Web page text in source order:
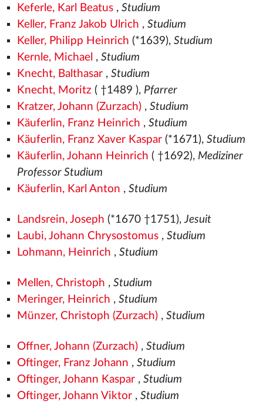
Keferle, Karl Beatus, Studium
Keller, Franz Jakob Ulrich , Studium
Keller, Philipp Heinrich (*1639), Studium
Kernle, Michael , Studium
Knecht, Balthasar, Studium
Knecht, Moritz ( †1489 ), Pfarrer
Kratzer, Johann (Zurzach), Studium
Käuferlin, Franz Heinrich , Studium
Käuferlin, Franz Xaver Kaspar(*1671), Studium
Käuferlin, Johann Heinrich ( †1692), Mediziner
Professor Studium
Käuferlin, Karl Anton , Studium
Landsrein, Joseph (*1670 †1751),Jesuit
Laubi, Johann Chrysostomus, Studium
Lohmann, Heinrich , Studium
Mellen, Christoph , Studium
Meringer, Heinrich , Studium
Münzer, Christoph (Zurzach), Studium
Offner, Johann (Zurzach), Studium
Oftinger, Franz Johann , Studium
Oftinger, Johann Kaspar, Studium
Oftinger, Johann Viktor, Studium